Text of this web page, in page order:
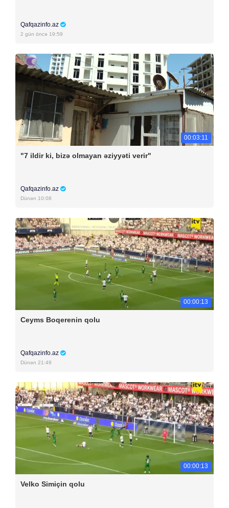
Qafqazinfo.az
2 gün öncə 19:59
00:03:11
"7 ildir ki, bizə olmayan əziyyəti verir"
Qafqazinfo.az
Dünən 10:08
00:00:13
Ceyms Boqerenin qolu
Qafqazinfo.az
Dünən 21:49
00:00:13
Velko Simiçin qolu